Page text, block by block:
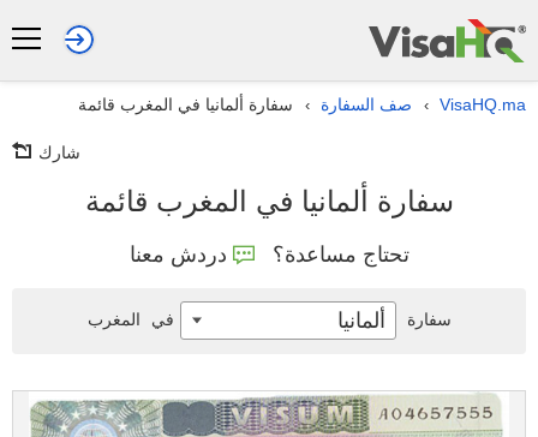
VisaHQ.ma
› صف السفارة › سفارة ألمانيا في المغرب قائمة
شارك
سفارة ألمانيا في المغرب قائمة
تحتاج مساعدة؟ دردش معنا
سفارة ألمانيا في المغرب